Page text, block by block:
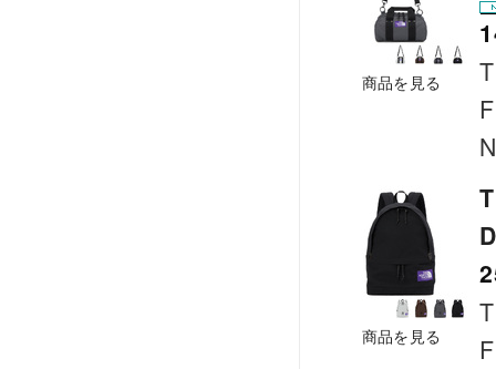
商品を見る
商品を見る